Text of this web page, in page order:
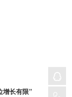
增长有限”